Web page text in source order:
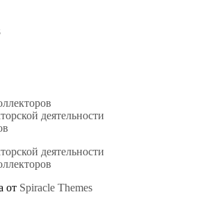
деятельности
деятельности
от Spiracle Themes